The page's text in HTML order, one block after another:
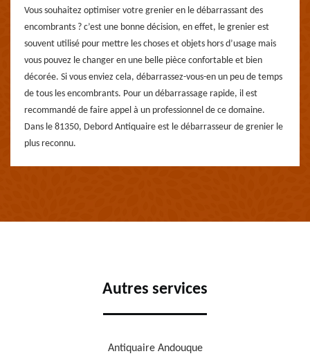
Vous souhaitez optimiser votre grenier en le débarrassant des
encombrants ? c’est une bonne décision, en effet, le grenier est
souvent utilisé pour mettre les choses et objets hors d’usage mais
vous pouvez le changer en une belle pièce confortable et bien
décorée. Si vous enviez cela, débarrassez-vous-en un peu de temps
de tous les encombrants. Pour un débarrassage rapide, il est
recommandé de faire appel à un professionnel de ce domaine.
Dans le 81350, Debord Antiquaire est le débarrasseur de grenier le
plus reconnu.
Autres services
Antiquaire Andouque